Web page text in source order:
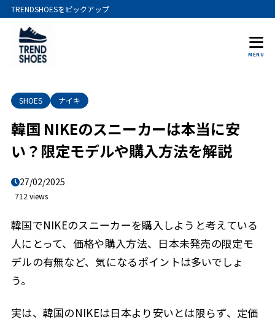
TRENDSHOESをピックアップ
MENU
SHOES ナイキ
韓国 NIKEのスニーカーは本当に安
い？限定モデルや購入方法を解説
27/02/2025
712 views
韓国でNIKEのスニーカーを購入しようと考えている
人にとって、価格や購入方法、日本未発売の限定モ
デルの有無など、気になるポイントは多いでしょ
う。
実は、韓国のNIKEは日本より安いとは限らず、定価